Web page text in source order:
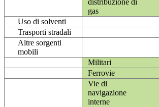
distribuzione di
gas
Uso di solventi
Trasporti stradali
Altre sorgenti
mobili
Militari
Ferrovie
Vie di
navigazione
interne